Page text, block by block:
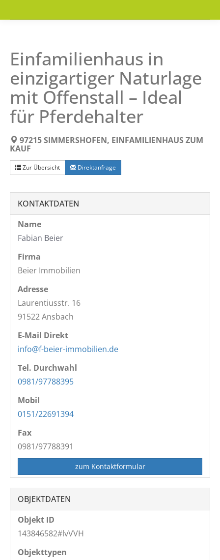
Einfamilienhaus in
einzigartiger Naturlage
mit Offenstall – Ideal
für Pferdehalter
97215 SIMMERSHOFEN, EINFAMILIENHAUS ZUM
KAUF
Zur Übersicht Direktanfrage
KONTAKTDATEN
Name
Fabian Beier
Firma
Beier Immobilien
Adresse
Laurentiusstr. 16
91522Ansbach
E-Mail Direkt
info@f-beier-immobilien.de
Tel. Durchwahl
0981/97788395
Mobil
0151/22691394
Fax
0981/97788391
zum Kontaktformular
OBJEKTDATEN
Objekt ID
143846582#lvVVH
Objekttypen